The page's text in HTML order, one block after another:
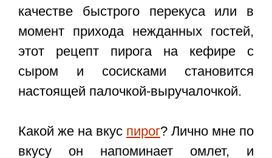
качестве быстрого перекуса или в
момент прихода нежданных гостей,
этот рецепт пирога на кефире с
сыром и сосисками становится
настоящей палочкой-выручалочкой.
Какой же на вкус пирог? Лично мне по
вкусу он напоминает омлет, и